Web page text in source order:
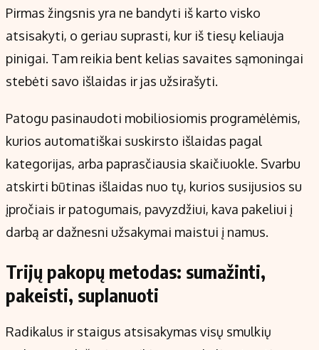
Pirmas žingsnis yra ne bandyti iš karto visko
atsisakyti, o geriau suprasti, kur iš tiesų keliauja
pinigai. Tam reikia bent kelias savaites sąmoningai
stebėti savo išlaidas ir jas užsirašyti.
Patogu pasinaudoti mobiliosiomis programėlėmis,
kurios automatiškai suskirsto išlaidas pagal
kategorijas, arba paprasčiausia skaičiuokle. Svarbu
atskirti būtinas išlaidas nuo tų, kurios susijusios su
įpročiais ir patogumais, pavyzdžiui, kava pakeliui į
darbą ar dažnesni užsakymai maistui į namus.
Trijų pakopų metodas: sumažinti,
pakeisti, suplanuoti
Radikalus ir staigus atsisakymas visų smulkių